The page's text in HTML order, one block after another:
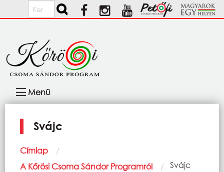
Ugrás a tartalomra
Keresés
navigáció
Menü
Svájc
Morzsa
Címlap
A Kőrösi Csoma Sándor Programról
Current:
Svájc